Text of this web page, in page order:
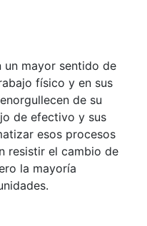
un mayor sentido de
físico y en sus
de su
de efectivo y sus
esos procesos
resistir el cambio de
la mayoría